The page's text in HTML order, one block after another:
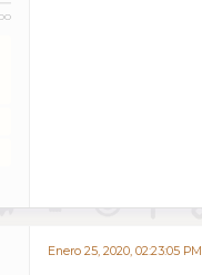
Enero 25, 2020, 02:23:05 PM